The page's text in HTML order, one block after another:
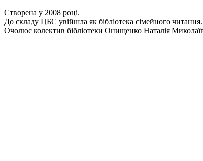
Створена у 2008 році.
До складу ЦБС увійшла як бібліотека сімейного читання.
Очолює колектив бібліотеки Онищенко Наталія